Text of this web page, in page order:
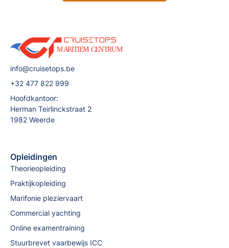
info@cruisetops.be
+32 477 822 999
Hoofdkantoor:
Herman Teirlinckstraat 2
1982 Weerde
Opleidingen
Theorieopleiding
Praktijkopleiding
Marifonie pleziervaart
Commercial yachting
Online examentraining
Stuurbrevet vaarbewijs ICC